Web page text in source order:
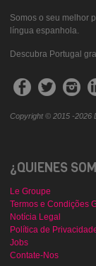
Somos o seu melhor
língua espanhola.
Descubra Portugal
Copyright © 2015 -2026
¿QUIENES
Le Groupe
Termos e Condições
Notícia Legal
Política de
Jobs
Contate-Nos